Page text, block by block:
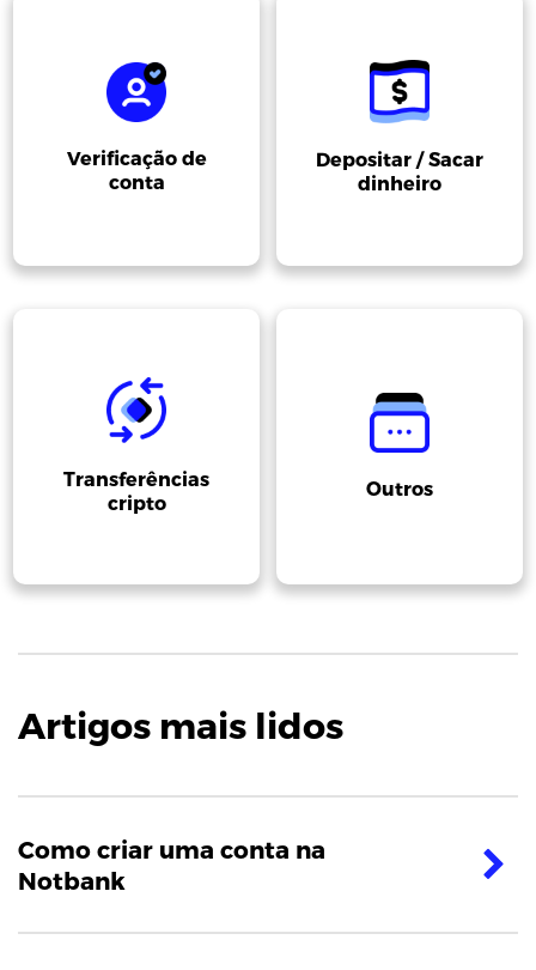
Verificação de
conta
Depositar / Sacar
dinheiro
Transferências
cripto
Outros
Artigos mais lidos
Como criar uma conta na
Notbank